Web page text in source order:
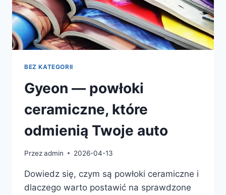
BEZ KATEGORII
Gyeon — powłoki
ceramiczne, które
odmienią Twoje auto
Przezadmin 2026-04-13
Dowiedz się, czym są powłoki ceramiczne i
dlaczego warto postawić na sprawdzone